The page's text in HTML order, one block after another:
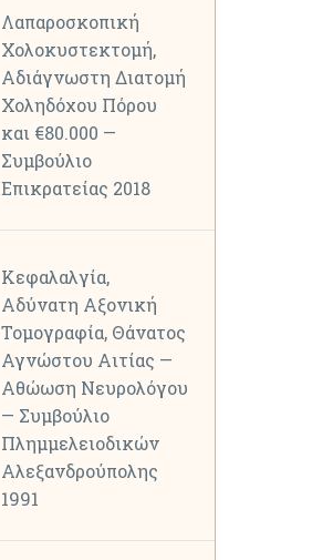
Λαπαροσκοπική
Χολοκυστεκτομή,
Αδιάγνωστη Διατομή
Χοληδόχου Πόρου
και €80.000 —
Συμβούλιο
Επικρατείας 2018
Κεφαλαλγία,
Αδύνατη Αξονική
Τομογραφία, Θάνατος
Αγνώστου Αιτίας —
Αθώωση Νευρολόγου
— Συμβούλιο
Πλημμελειοδικών
Αλεξανδρούπολης
1991